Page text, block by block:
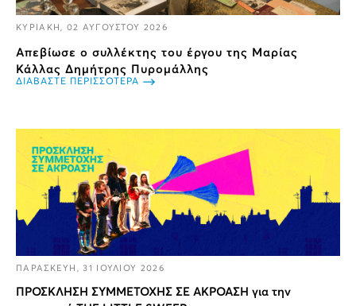
ΚΥΡΙΑΚΗ, 02 ΑΥΓΟΥΣΤΟΥ 2026
Απεβίωσε ο συλλέκτης του έργου της Μαρίας
Κάλλας Δημήτρης Πυρομάλλης
ΔΙΑΒΑΣΤΕ ΠΕΡΙΣΣΟΤΕΡΑ
ΠΑΡΑΣΚΕΥΗ, 31 ΙΟΥΛΙΟΥ 2026
ΠΡΟΣΚΛΗΣΗ ΣΥΜΜΕΤΟΧΗΣ ΣΕ ΑΚΡΟΑΣΗ για την